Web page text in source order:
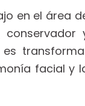
en el área
conservador
facial y